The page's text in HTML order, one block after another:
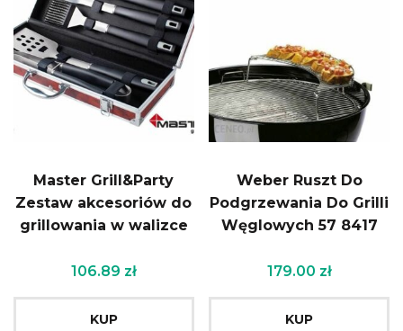
Master Grill&Party
Zestaw akcesoriów do
grillowania w walizce
106.89 zł
KUP
Weber Ruszt Do
Podgrzewania Do Grilli
Węglowych 57 8417
179.00 zł
KUP